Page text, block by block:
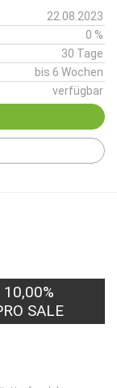
22.08.2023
0 %
30 Tage
bis 6 Wochen
verfügbar
10,00%
SALE